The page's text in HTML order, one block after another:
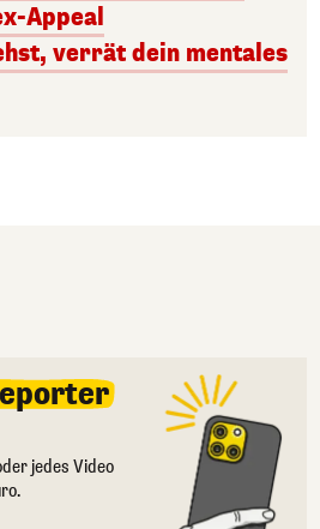
Appeal
verrät dein mentales
jedes Video